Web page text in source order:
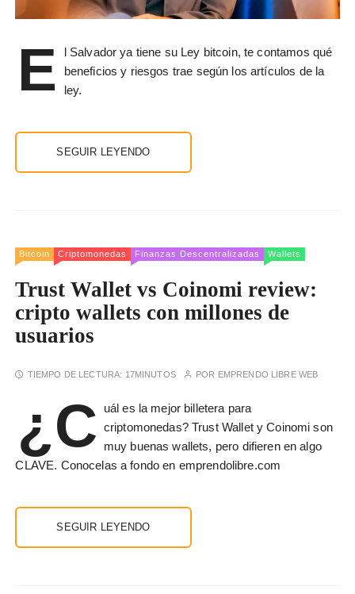
E
l Salvador ya tiene su Ley bitcoin, te contamos qué
beneficios y riesgos trae según los artículos de la
ley.
SEGUIR LEYENDO
Bitcoin Criptomonedas Finanzas Descentralizadas Wallets
Trust Wallet vs Coinomi review:
cripto wallets con millones de
usuarios
TIEMPO DE LECTURA: 17MINUTOS POR EMPRENDO LIBRE WEB
¿C
uál es la mejor billetera para
criptomonedas? Trust Wallet y Coinomi son
muy buenas wallets, pero difieren en algo
CLAVE. Conocelas a fondo en emprendolibre.com
SEGUIR LEYENDO